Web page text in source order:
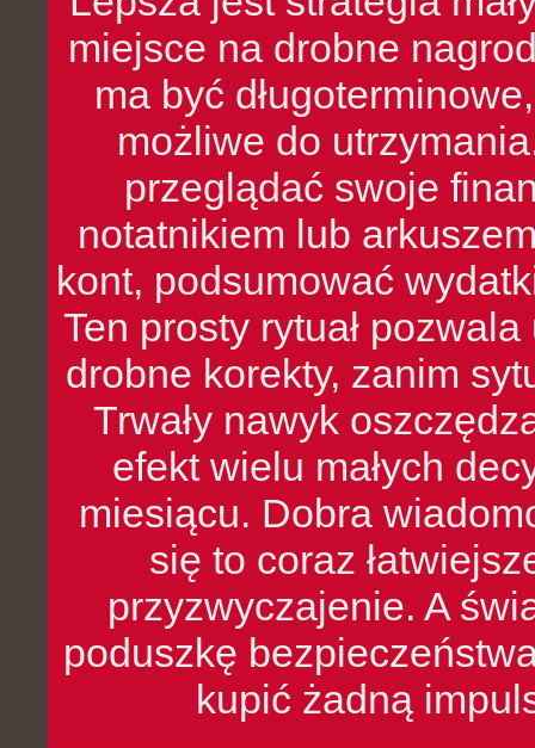
miejsce na drobne
ma być
możliwe do
przeglądać swoje
notatnikiem lub
kont, podsumować
Ten prosty rytuał
drobne korekty, zanim
Trwały nawyk
efekt wielu małych
miesiącu. Dobra
się to coraz
przyzwyczajenie. A
poduszkę
kupić żadną